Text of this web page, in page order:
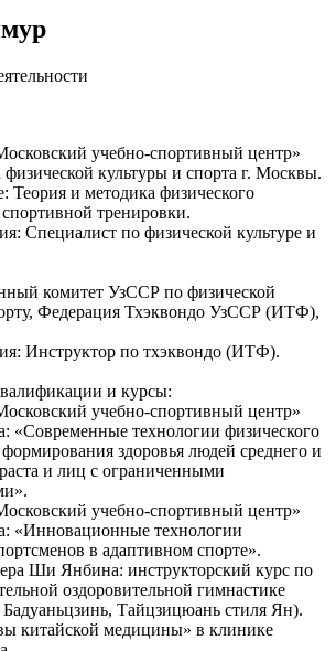
учебно-спортивный центр»
физической культуры и спорта г. Москвы.
Теория и методика физического
тренировки.
Специалист по физической культуре и
комитет УзССР по физической
Федерация Тхэквондо УзССР (ИТФ),
Инструктор по тхэквондо (ИТФ).
и курсы:
учебно-спортивный центр»
«Современные технологии физического
здоровья людей среднего и
и лиц с ограниченными
учебно-спортивный центр»
«Инновационные технологии
в адаптивном спорте».
Ши Янбина: инструкторский курс по
оздоровительной гимнастике
Тайцзицюань стиля Ян).
китайской медицины» в клинике